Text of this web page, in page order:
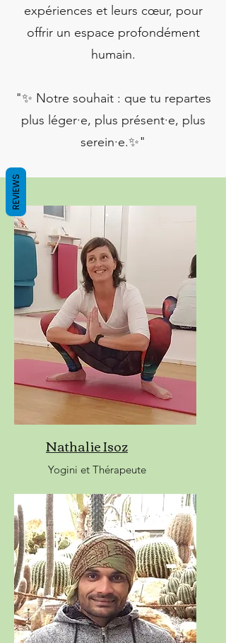
expériences et leurs cœur, pour
offrir un espace profondément
humain.
"✨ Notre souhait : que tu repartes
plus léger·e, plus présent·e, plus
serein·e.✨"
Nathalie Isoz
Yogini et Thérapeute
REVIEWS